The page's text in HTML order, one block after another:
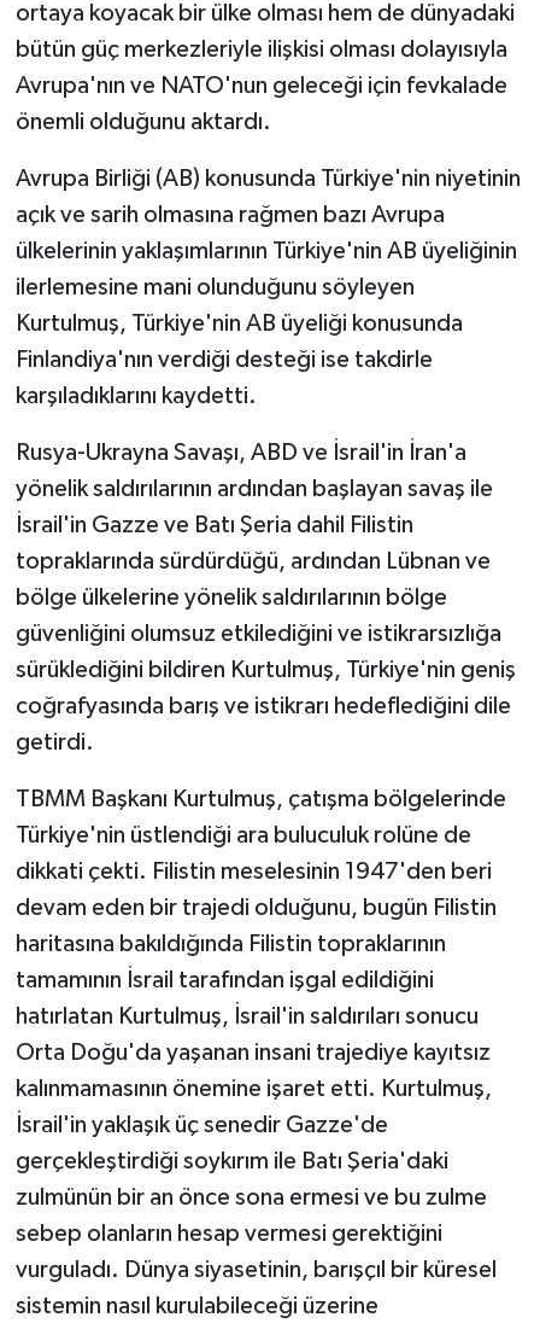
ortaya koyacak bir ülke olması hem de dünyadaki
bütün güç merkezleriyle ilişkisi olması dolayısıyla
Avrupa'nın ve NATO'nun geleceği için fevkalade
önemli olduğunu aktardı.
Avrupa Birliği (AB) konusunda Türkiye'nin niyetinin
açık ve sarih olmasına rağmen bazı Avrupa
ülkelerinin yaklaşımlarının Türkiye'nin AB üyeliğinin
ilerlemesine mani olunduğunu söyleyen
Kurtulmuş, Türkiye'nin AB üyeliği konusunda
Finlandiya'nın verdiği desteği ise takdirle
karşıladıklarını kaydetti.
Rusya-Ukrayna Savaşı, ABD ve İsrail'in İran'a
yönelik saldırılarının ardından başlayan savaş ile
İsrail'in Gazze ve Batı Şeria dahil Filistin
topraklarında sürdürdüğü, ardından Lübnan ve
bölge ülkelerine yönelik saldırılarının bölge
güvenliğini olumsuz etkilediğini ve istikrarsızlığa
sürüklediğini bildiren Kurtulmuş, Türkiye'nin geniş
coğrafyasında barış ve istikrarı hedeflediğini dile
getirdi.
TBMM Başkanı Kurtulmuş, çatışma bölgelerinde
Türkiye'nin üstlendiği ara buluculuk rolüne de
dikkati çekti. Filistin meselesinin 1947'den beri
devam eden bir trajedi olduğunu, bugün Filistin
haritasına bakıldığında Filistin topraklarının
tamamının İsrail tarafından işgal edildiğini
hatırlatan Kurtulmuş, İsrail'in saldırıları sonucu
Orta Doğu'da yaşanan insani trajediye kayıtsız
kalınmamasının önemine işaret etti. Kurtulmuş,
İsrail'in yaklaşık üç senedir Gazze'de
gerçekleştirdiği soykırım ile Batı Şeria'daki
zulmünün bir an önce sona ermesi ve bu zulme
sebep olanların hesap vermesi gerektiğini
vurguladı. Dünya siyasetinin, barışçıl bir küresel
sistemin nasıl kurulabileceği üzerine